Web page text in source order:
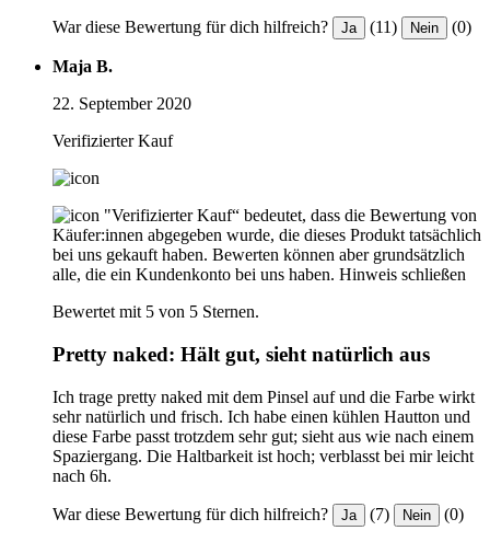
War diese Bewertung für dich hilfreich? Ja (11) Nein (0)
Maja B.
22. September 2020
Verifizierter Kauf
"Verifizierter Kauf“ bedeutet, dass die Bewertung von
Käufer:innen abgegeben wurde, die dieses Produkt tatsächlich
bei uns gekauft haben. Bewerten können aber grundsätzlich
alle, die ein Kundenkonto bei uns haben. Hinweis schließen
Bewertet mit 5 von 5 Sternen.
Pretty naked: Hält gut, sieht natürlich aus
Ich trage pretty naked mit dem Pinsel auf und die Farbe wirkt
sehr natürlich und frisch. Ich habe einen kühlen Hautton und
diese Farbe passt trotzdem sehr gut; sieht aus wie nach einem
Spaziergang. Die Haltbarkeit ist hoch; verblasst bei mir leicht
nach 6h.
War diese Bewertung für dich hilfreich? Ja (7) Nein (0)